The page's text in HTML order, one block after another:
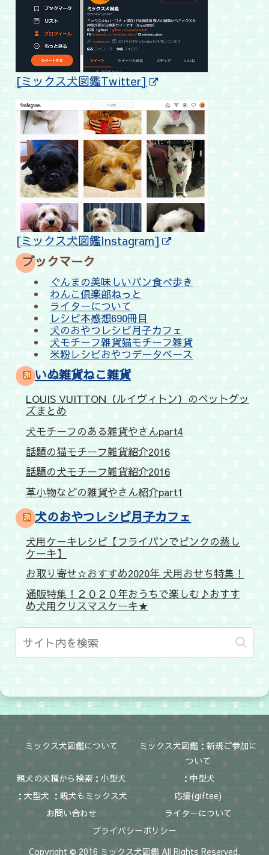
[ミックス犬図鑑Twitter]
[ミックス犬図鑑Instagram]
ブックマーク
ぐんまの美味しいパン食べ歩き
わんこ倶楽部ねっと
ライターについて
レシピ本感想690冊目
犬のおやつレシピ月子カフェ
犬モチーフ雑貨猫モチーフ雑貨
米粉レシピおやつデータベース
いぬ雑貨ねこ雑貨
LOUIS VUITTON（ルイヴィトン）のペットグッ
ズまとめ
犬モチーフのある雑貨やさんpart4
話題の猫モチーフ雑貨紹介2016
話題の犬モチーフ雑貨紹介2016
革小物などの雑貨やさん紹介part1
犬のおやつレシピ月子カフェ
犬用ケーキレシピ【フライパンでピンクの蒸し
ケーキ】
お取り寄せ☆おすすめ2020年 犬用おせち特集！
通販特集！２０２０年おうちで楽しむ♪おすす
め犬用クリスマスケーキ★
ミックス犬図鑑について
ミックス犬図鑑：新規ご参加に
ついて
親犬の犬種から検索：小型犬
：中型犬
：大型犬 ：親犬もミックス犬
応援(giftee)
お問い合わせ
ライターについて
プライバシーポリシー
Copyright © 2016 ミックス犬図鑑 All Rights Reserved.